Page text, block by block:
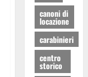
canoni di
locazione
carabinieri
centro
storico